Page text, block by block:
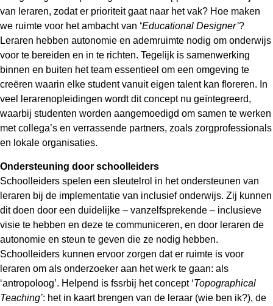
van leraren, zodat er prioriteit gaat naar het vak? Hoe maken
we ruimte voor het ambacht van ‘Educational Designer’?
Leraren hebben autonomie en ademruimte nodig om onderwijs
voor te bereiden en in te richten. Tegelijk is samenwerking
binnen en buiten het team essentieel om een omgeving te
creëren waarin elke student vanuit eigen talent kan floreren. In
veel lerarenopleidingen wordt dit concept nu geïntegreerd,
waarbij studenten worden aangemoedigd om samen te werken
met collega’s en verrassende partners, zoals zorgprofessionals
en lokale organisaties.
Ondersteuning door schoolleiders
Schoolleiders spelen een sleutelrol in het ondersteunen van
leraren bij de implementatie van inclusief onderwijs. Zij kunnen
dit doen door een duidelijke – vanzelfsprekende – inclusieve
visie te hebben en deze te communiceren, en door leraren de
autonomie en steun te geven die ze nodig hebben.
Schoolleiders kunnen ervoor zorgen dat er ruimte is voor
leraren om als onderzoeker aan het werk te gaan: als
‘antropoloog’. Helpend is fssrbij het concept ‘Topographical
Teaching’: het in kaart brengen van de leraar (wie ben ik?), de